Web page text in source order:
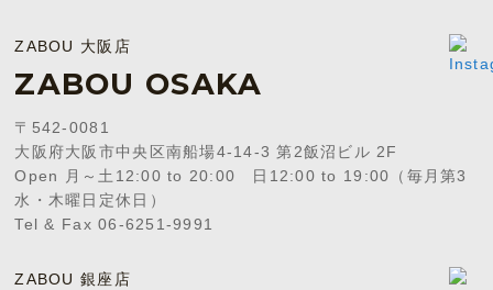
ZABOU 大阪店
ZABOU OSAKA
〒542-0081
大阪府大阪市中央区南船場4-14-3 第2飯沼ビル 2F
Open 月～土12:00 to 20:00 日12:00 to 19:00（毎月第3
水・木曜日定休日）
Tel & Fax 06-6251-9991
ZABOU 銀座店